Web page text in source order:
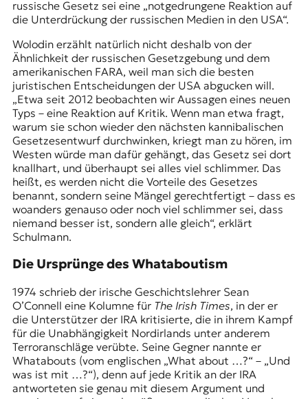
russische Gesetz sei eine „notgedrungene Reaktion auf
die Unterdrückung der russischen Medien in den USA“.
Wolodin erzählt natürlich nicht deshalb von der
Ähnlichkeit der russischen Gesetzgebung und dem
amerikanischen FARA, weil man sich die besten
juristischen Entscheidungen der USA abgucken will.
„Etwa seit 2012 beobachten wir Aussagen eines neuen
Typs – eine Reaktion auf Kritik. Wenn man etwa fragt,
warum sie schon wieder den nächsten kannibalischen
Gesetzesentwurf durchwinken, kriegt man zu hören, im
Westen würde man dafür gehängt, das Gesetz sei dort
knallhart, und überhaupt sei alles viel schlimmer. Das
heißt, es werden nicht die Vorteile des Gesetzes
benannt, sondern seine Mängel gerechtfertigt – dass es
woanders genauso oder noch viel schlimmer sei, dass
niemand besser ist, sondern alle gleich“, erklärt
Schulmann.
Die Ursprünge des Whataboutism
1974 schrieb der irische Geschichtslehrer Sean
O’Connell eine Kolumne für The Irish Times, in der er
die Unterstützer der IRA kritisierte, die in ihrem Kampf
für die Unabhängigkeit Nordirlands unter anderem
Terroranschläge verübte. Seine Gegner nannte er
Whatabouts (vom englischen „What about …?“ – „Und
was ist mit …?“), denn auf jede Kritik an der IRA
antworteten sie genau mit diesem Argument und